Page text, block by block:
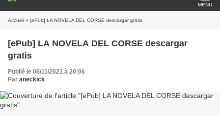
MENU
Accueil » [ePub] LA NOVELA DEL CORSE descargar gratis
[ePub] LA NOVELA DEL CORSE descargar
gratis
Publié le 06/11/2021 à 20:06
Par aneckick